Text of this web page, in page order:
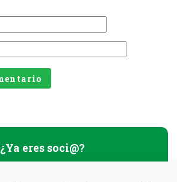
¿Ya eres soci@?